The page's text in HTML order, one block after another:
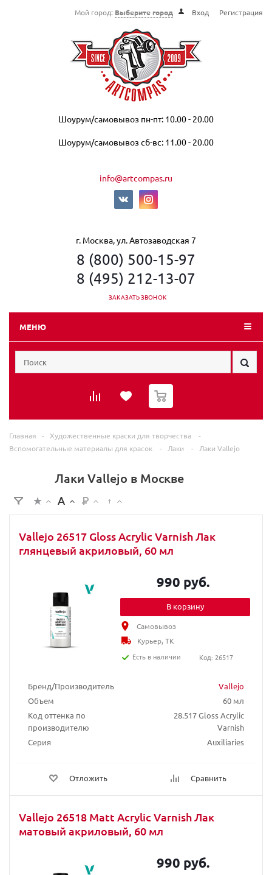
Мой город: Выберите город Вход Регистрация
Шоурум/самовывоз пн-пт: 10.00 - 20.00
Шоурум/самовывоз сб-вс: 11.00 - 20.00
info@artcompas.ru
г. Москва, ул. Автозаводская 7
8 (800) 500-15-97
8 (495) 212-13-07
ЗАКАЗАТЬ ЗВОНОК
МЕНЮ
0
Главная - Художественные краски для творчества
-
Вспомогательные материалы для красок
- Лаки - Лаки Vallejo
Лаки Vallejo в Москве
Vallejo 26517 Gloss Acrylic Varnish Лак
глянцевый акриловый, 60 мл
Бренд/Производитель
Vallejo
Объем
60 мл
Код оттенка по
производителю
28.517 Gloss Acrylic
Varnish
Серия
Auxiliaries
Отложить Сравнить
990 руб.
В корзину
Самовывоз
Курьер, ТК
Есть в наличии
Код: 26517
Vallejo 26518 Matt Acrylic Varnish Лак
матовый акриловый, 60 мл
990 руб.